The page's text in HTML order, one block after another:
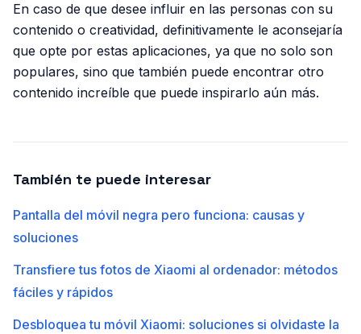
En caso de que desee influir en las personas con su
contenido o creatividad, definitivamente le aconsejaría
que opte por estas aplicaciones, ya que no solo son
populares, sino que también puede encontrar otro
contenido increíble que puede inspirarlo aún más.
También te puede interesar
Pantalla del móvil negra pero funciona: causas y
soluciones
Transfiere tus fotos de Xiaomi al ordenador: métodos
fáciles y rápidos
Desbloquea tu móvil Xiaomi: soluciones si olvidaste la